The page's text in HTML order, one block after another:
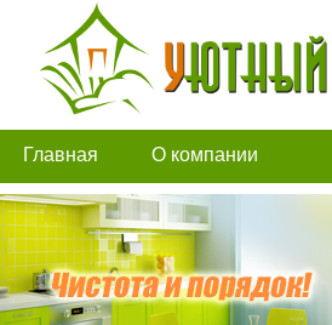
Главная О компании